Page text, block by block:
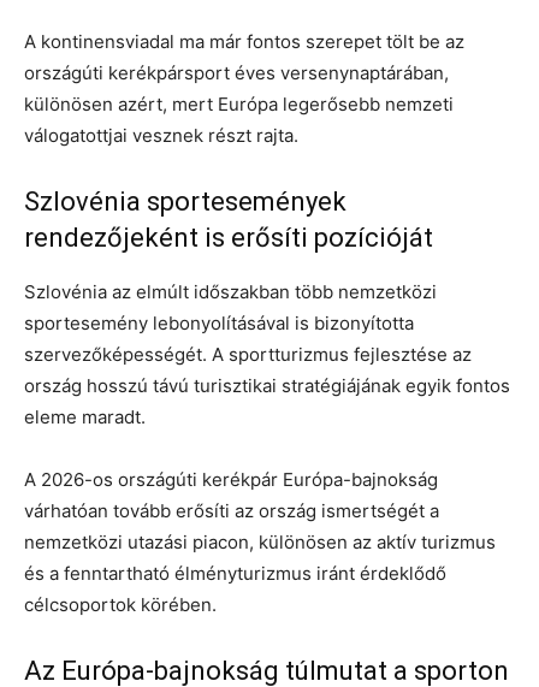
A kontinensviadal ma már fontos szerepet tölt be az
országúti kerékpársport éves versenynaptárában,
különösen azért, mert Európa legerősebb nemzeti
válogatottjai vesznek részt rajta.
Szlovénia sportesemények
rendezőjeként is erősíti pozícióját
Szlovénia az elmúlt időszakban több nemzetközi
sportesemény lebonyolításával is bizonyította
szervezőképességét. A sportturizmus fejlesztése az
ország hosszú távú turisztikai stratégiájának egyik fontos
eleme maradt.
A 2026-os országúti kerékpár Európa-bajnokság
várhatóan tovább erősíti az ország ismertségét a
nemzetközi utazási piacon, különösen az aktív turizmus
és a fenntartható élményturizmus iránt érdeklődő
célcsoportok körében.
Az Európa-bajnokság túlmutat a sporton